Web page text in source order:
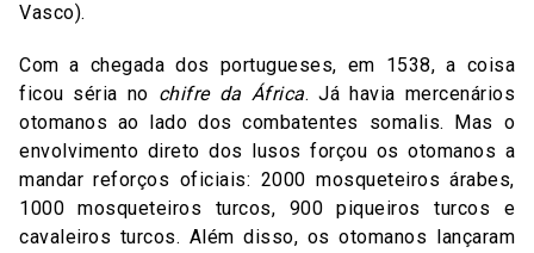
Vasco).
Com a chegada dos portugueses, em 1538, a coisa
ficou séria no chifre da África. Já havia mercenários
otomanos ao lado dos combatentes somalis. Mas o
envolvimento direto dos lusos forçou os otomanos a
mandar reforços oficiais: 2000 mosqueteiros árabes,
1000 mosqueteiros turcos, 900 piqueiros turcos e
cavaleiros turcos. Além disso, os otomanos lançaram